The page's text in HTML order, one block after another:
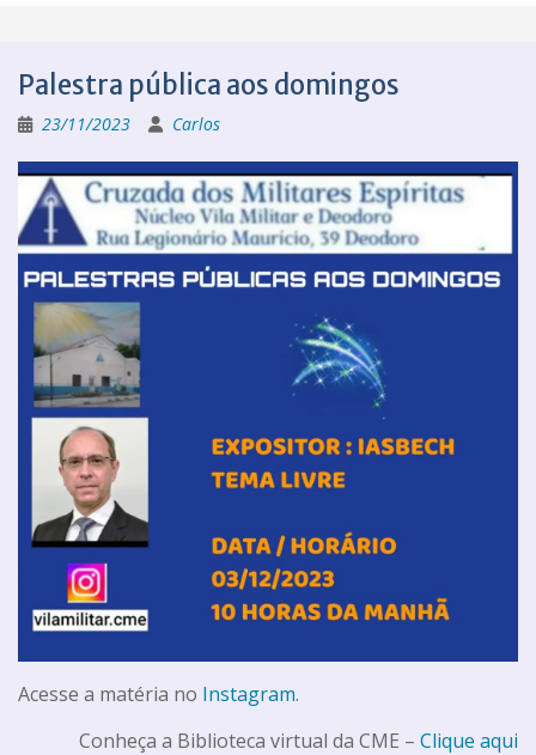
Palestra pública aos domingos
23/11/2023 Carlos
Acesse a matéria no Instagram.
Conheça a Biblioteca virtual da CME – Clique aqui